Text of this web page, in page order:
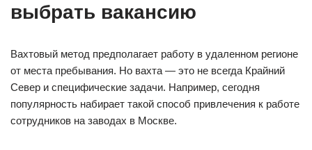
выбрать вакансию
Вахтовый метод предполагает работу в удаленном регионе
от места пребывания. Но вахта — это не всегда Крайний
Север и специфические задачи. Например, сегодня
популярность набирает такой способ привлечения к работе
сотрудников на заводах в Москве.